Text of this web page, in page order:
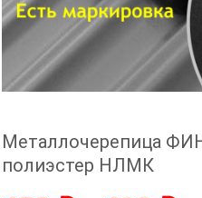
Металлочерепица
полиэстер НЛМК